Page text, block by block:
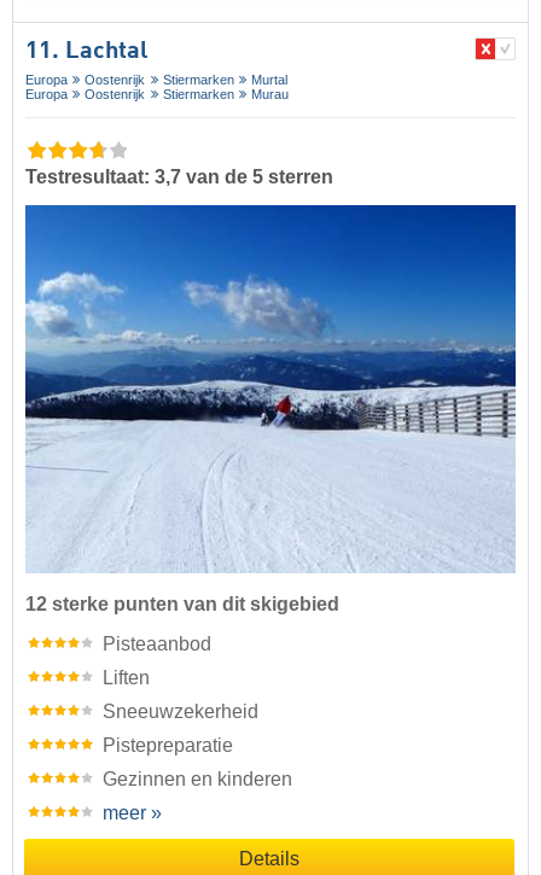
11. Lachtal
Europa Oostenrijk Stiermarken
Murtal
Europa
Oostenrijk Stiermarken Murau
Testresultaat: 3,7 van de 5 sterren
12 sterke punten van dit skigebied
Pisteaanbod
Liften
Sneeuwzekerheid
Pistepreparatie
Gezinnen en kinderen
meer »
Details